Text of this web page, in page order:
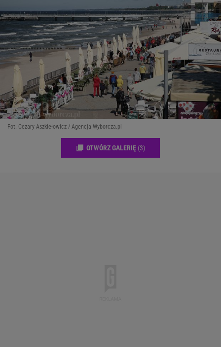
Fot. Cezary Aszkiełowicz / Agencja Wyborcza.pl
OTWÓRZ GALERIĘ (3)